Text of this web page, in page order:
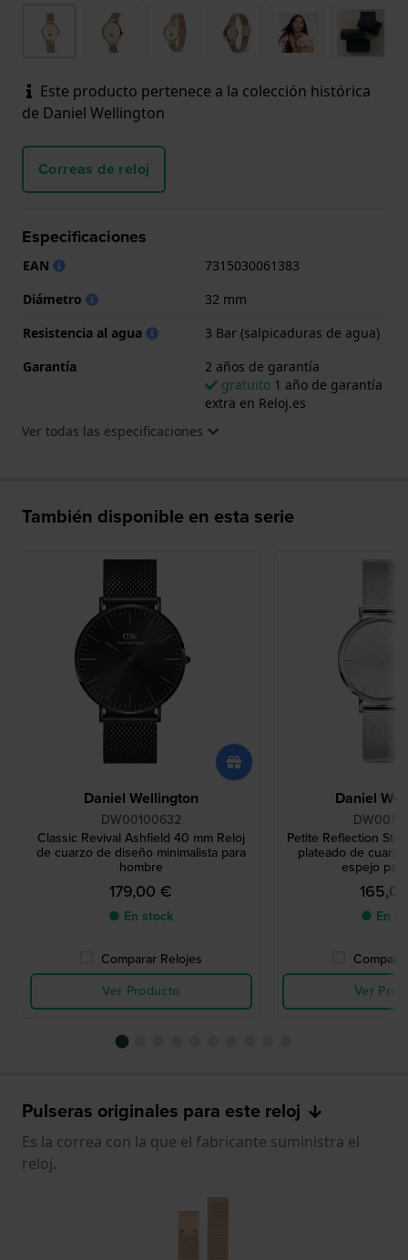
Este producto pertenece a la colección histórica
de Daniel Wellington
Correas de reloj
Especificaciones
EAN
7315030061383
Diámetro
32 mm
Resistencia al agua
3 Bar (salpicaduras de agua)
Garantía
2 años de garantía
gratuito 1 año de garantía
extra en Reloj.es
Ver todas las especificaciones
También disponible en esta serie
Daniel Wellington
DW00100632
Classic Revival Ashfield 40 mm Reloj
de cuarzo de diseño minimalista para
hombre
179,00 €
● En stock
Comparar Relojes
Ver Producto
Daniel
Petite Reflection
plateado de
espejo
● En
Ver
Pulseras originales para este reloj
Es la correa con la que el fabricante suministra el
reloj.